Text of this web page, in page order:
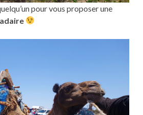
pour vous proposer une